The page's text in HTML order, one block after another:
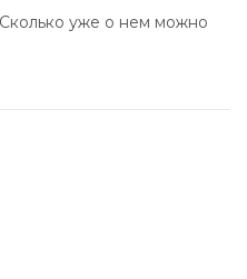
уже о нем можно